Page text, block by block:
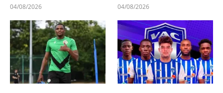
04/08/2026 04/08/2026